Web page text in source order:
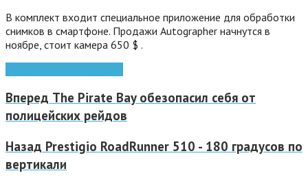
В комплект входит специальное приложение для обработки
снимков в смартфоне. Продажи Autographer начнутся в
ноябре, стоит камера 650 $ .
Вперед The Pirate Bay обезопасил себя от
полицейских рейдов
Назад Prestigio RoadRunner 510 - 180 градусов по
вертикали